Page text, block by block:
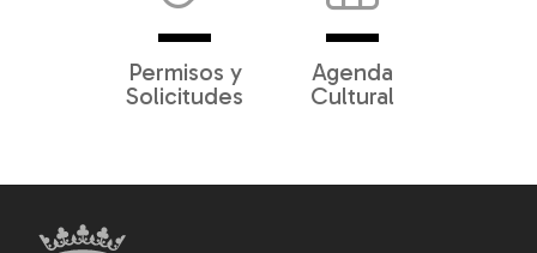
Permisos y
Solicitudes
Agenda
Cultural